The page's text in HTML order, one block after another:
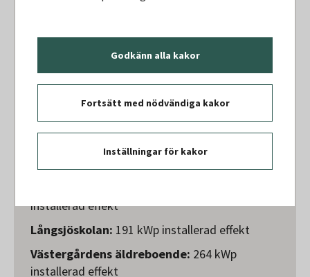
Godkänn alla kakor
Fortsätt med nödvändiga kakor
Inställningar för kakor
installerats i etapp 1
Långsjöskolan:191 kWp installerad effekt
Västergårdens äldreboende:264 kWp
installerad effekt
Sågbäcksgymnasiet:110 kWp installerad
installerad effekt
Långsjöskolan: 191 kWp installerad effekt
Västergårdens äldreboende: 264 kWp
installerad effekt